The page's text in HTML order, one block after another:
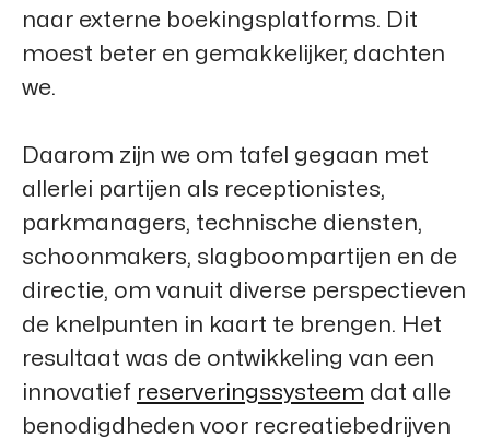
naar externe boekingsplatforms. Dit
moest beter en gemakkelijker, dachten
we.
Daarom zijn we om tafel gegaan met
allerlei partijen als receptionistes,
parkmanagers, technische diensten,
schoonmakers, slagboompartijen en de
directie, om vanuit diverse perspectieven
de knelpunten in kaart te brengen. Het
resultaat was de ontwikkeling van een
innovatief reserveringssysteem dat alle
benodigdheden voor recreatiebedrijven